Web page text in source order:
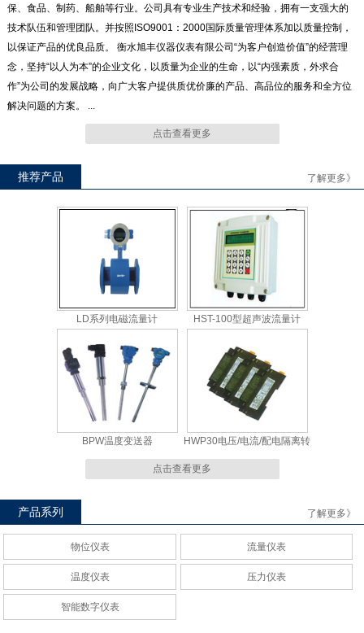
保、食品、制药、船舶等行业。公司具有专业生产技术和经验，拥有一支强大的
技术队伍和管理团队。并按照ISO9001：2000国际质量管理体系加以质量控制，
以保证产品的优良品质。 衡水旭丰仪器仪表有限公司“为客户创造价值”的经营理
念，坚持“以人为本”的企业文化，以质量为企业的生命，以“内强素质，外求合
作”为公司的发展战略，向广大客户提供质优价廉的产品、高品位的服务和全方位
解决问题的方案。 ...
点击查看更多
推荐产品 了解更多》
ULC系列 智能磁致伸缩液位仪 UZG100系列浮子钢带液位计
LD系列电磁流量计 HST-100型超声波流量计
BPW温度变送器
HWP30电压/电流/配电隔离转
换模块
压力变送器
陶瓷电容--通用电容压力变送
器
点击查看更多
产品系列 了解更多》
物位仪表 流量仪表
温度仪表 压力仪表
智能数字仪表